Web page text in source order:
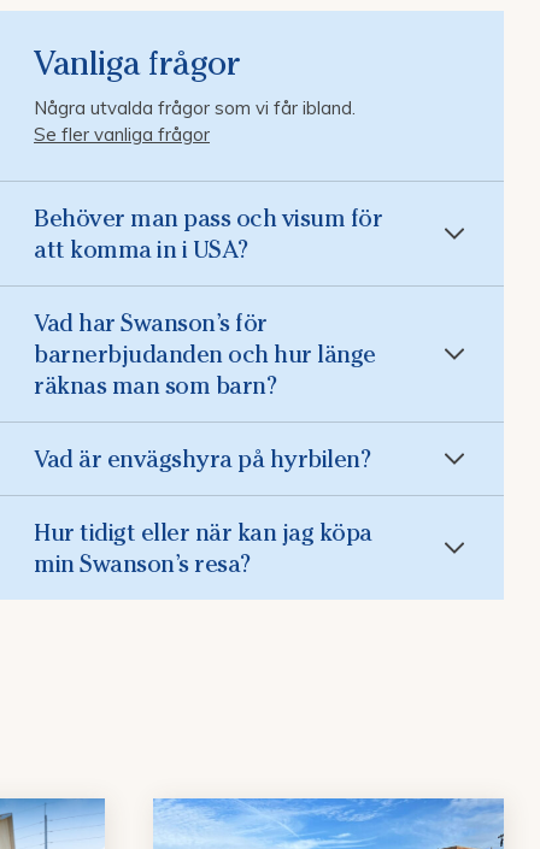
Vanliga frågor
Några utvalda frågor som vi får ibland.
Se fler vanliga frågor
Behöver man pass och visum för
att komma in i USA?
Vad har Swanson’s för
barnerbjudanden och hur länge
räknas man som barn?
Vad är envägshyra på hyrbilen?
Hur tidigt eller när kan jag köpa
min Swanson’s resa?